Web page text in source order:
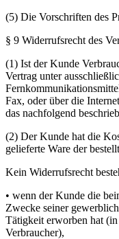
(5) Die Vorschriften des
§ 9 Widerrufsrecht des
(1) Ist der Kunde
Vertrag unter
Fax, oder über die
das nachfolgend
(2) Der Kunde hat die
gelieferte Ware der
Kein Widerrufsrecht
• wenn der Kunde die
Zwecke seiner
Tätigkeit erworben hat
Verbraucher),